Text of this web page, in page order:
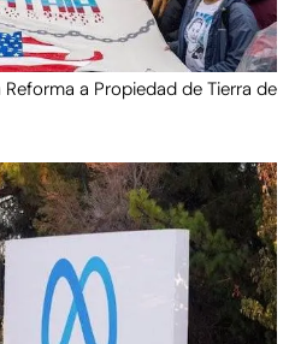
a Propiedad de Tierra de